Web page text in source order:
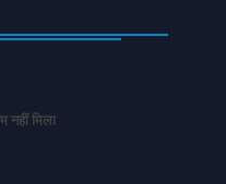
नहीं मिला